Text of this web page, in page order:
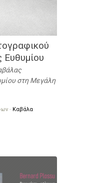
στη Μεγάλη
· Καβάλα